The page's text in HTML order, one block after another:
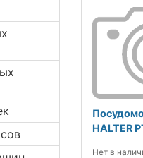
HALTER
Нет в